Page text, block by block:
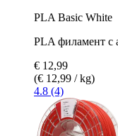
PLA Basic White
PLA филамент с
€ 12,99
(€ 12,99 / kg)
4.8 (4)